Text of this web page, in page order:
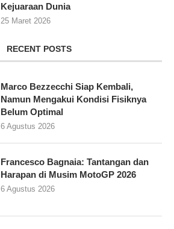
Kejuaraan Dunia
25 Maret 2026
RECENT POSTS
Marco Bezzecchi Siap Kembali,
Namun Mengakui Kondisi Fisiknya
Belum Optimal
6 Agustus 2026
Francesco Bagnaia: Tantangan dan
Harapan di Musim MotoGP 2026
6 Agustus 2026